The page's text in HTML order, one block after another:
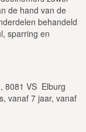
de hand van de
behandeld
sparring en
8081 VS Elburg
vanaf 7 jaar, vanaf